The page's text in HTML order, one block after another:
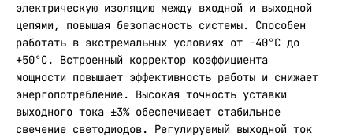
электрическую изоляцию между входной и выходной
цепями, повышая безопасность системы. Способен
работать в экстремальных условиях от -40°С до
+50°С. Встроенный корректор коэффициента
мощности повышает эффективность работы и снижает
энергопотребление. Высокая точность уставки
выходного тока ±3% обеспечивает стабильное
свечение светодиодов. Регулируемый выходной ток